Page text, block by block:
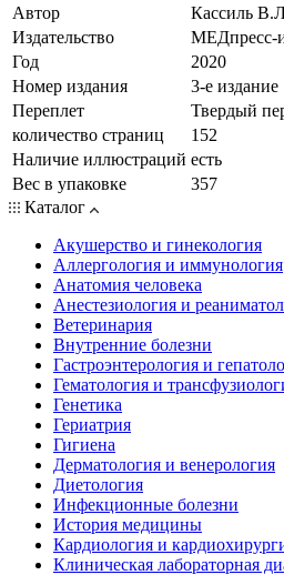
Автор
Кассиль
Издательство
МЕДпресс-
Год
2020
Номер издания
3-е издание
Переплет
Твердый
количество страниц
152
Наличие иллюстраций есть
Вес в упаковке
357
Каталог
Акушерство и гинекология
Аллергология и иммунология
Анатомия человека
Анестезиология и
Ветеринария
Внутренние болезни
Гастроэнтерология и
Гематология и
Генетика
Гериатрия
Гигиена
Дерматология и венерология
Диетология
Инфекционные болезни
История медицины
Кардиология и
Клиническая лабораторная